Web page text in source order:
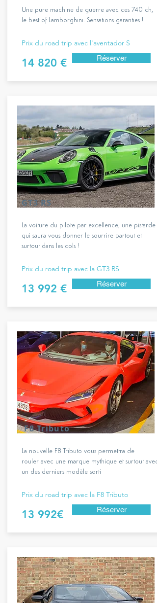
Une pure machine de guerre avec ces 740 ch,
le best of Lamborghini. Sensations garanties !
Prix du road trip avec l'aventador S
14 820 € Réserver
La voiture du pilote par excellence, une pistarde
qui saura vous donner le sourrire partout et
surtout dans les cols !
GT3 RS
Prix du road trip avec la GT3 RS
13 992 € Réserver
La nouvelle F8 Tributo vous permettra de
rouler avec une marque mythique et surtout avec
un des derniers modèle sorti
F8 Tributo
Prix du road trip avec la F8 Tributo
13 992€ Réserver